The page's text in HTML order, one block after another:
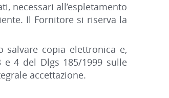
necessari all’espletamento
Il Fornitore si riserva la
salvare copia elettronica e,
4 del Dlgs 185/1999 sulle
accettazione.